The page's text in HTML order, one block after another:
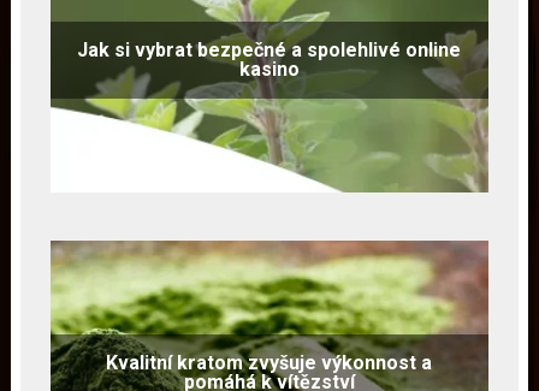
Jak si vybrat bezpečné a spolehlivé online
kasino
Kvalitní kratom zvyšuje výkonnost a
pomáhá k vítězství